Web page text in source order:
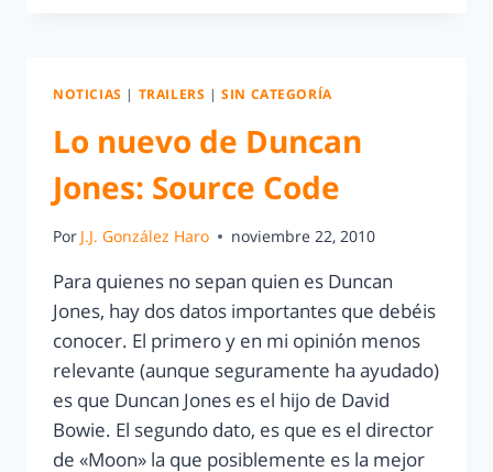
NOTICIAS | TRAILERS |SIN CATEGORÍA
Lo nuevo de Duncan
Jones: Source Code
Por J.J. González Haro noviembre 22, 2010
Para quienes no sepan quien es Duncan
Jones, hay dos datos importantes que debéis
conocer. El primero y en mi opinión menos
relevante (aunque seguramente ha ayudado)
es que Duncan Jones es el hijo de David
Bowie. El segundo dato, es que es el director
de «Moon» la que posiblemente es la mejor